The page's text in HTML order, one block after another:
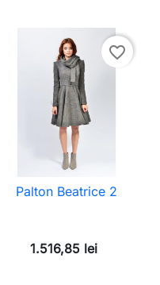
favorite_border
Palton Beatrice 2
1.516,85 lei